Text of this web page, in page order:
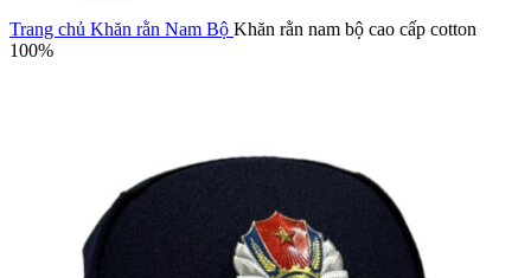
Trang chủ Khăn rằn Nam Bộ Khăn rằn nam bộ cao cấp cotton
100%